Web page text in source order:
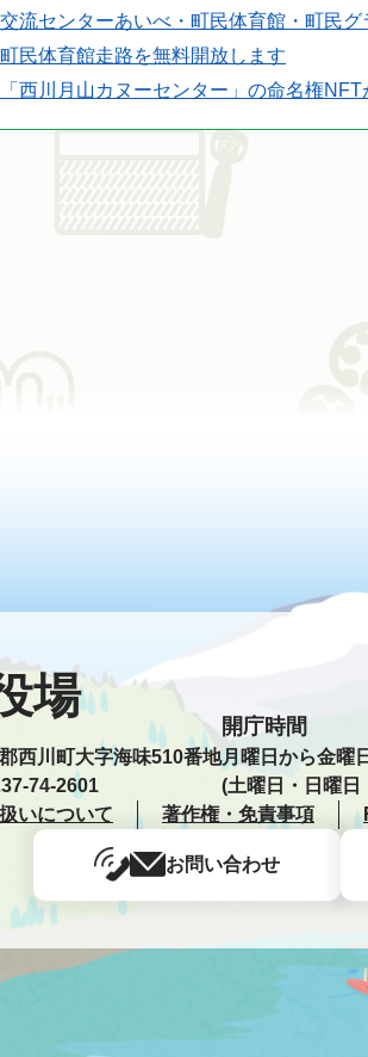
交流センターあいべ・町民体育館・町民グ
町民体育館走路を無料開放します
「西川月山カヌーセンター」の命名権
場
西川町大字海味510番地
74-2601
開庁時間
月曜日から金曜
(土曜日・日曜日
いについて
著作権・免責事項
お問い合わせ